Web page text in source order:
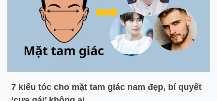
7 kiểu tóc cho mặt tam giác nam đẹp, bí quyết